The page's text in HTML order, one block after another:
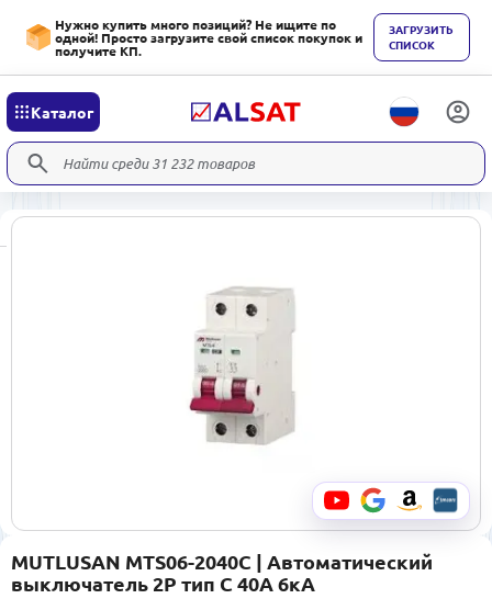
Нужно купить много позиций? Не ищите по
одной! Просто загрузите свой список покупок и
получите КП.
ЗАГРУЗИТЬ
СПИСОК
Каталог
MUTLUSAN MTS06-2040C | Автоматический
выключатель 2P тип C 40A 6кА